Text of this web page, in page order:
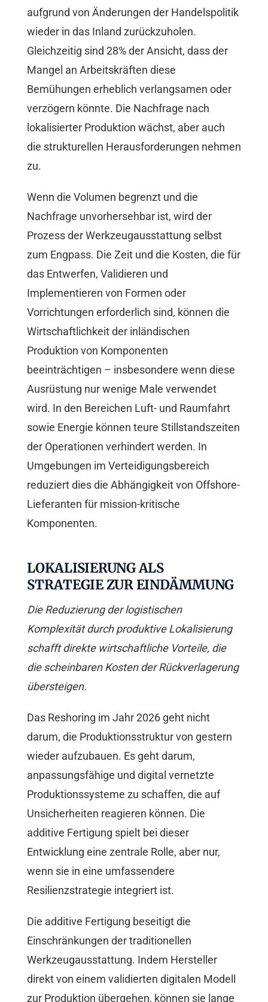
aufgrund von Änderungen der Handelspolitik
wieder in das Inland zurückzuholen.
Gleichzeitig sind 28% der Ansicht, dass der
Mangel an Arbeitskräften diese
Bemühungen erheblich verlangsamen oder
verzögern könnte. Die Nachfrage nach
lokalisierter Produktion wächst, aber auch
die strukturellen Herausforderungen nehmen
zu.
Wenn die Volumen begrenzt und die
Nachfrage unvorhersehbar ist, wird der
Prozess der Werkzeugausstattung selbst
zum Engpass. Die Zeit und die Kosten, die für
das Entwerfen, Validieren und
Implementieren von Formen oder
Vorrichtungen erforderlich sind, können die
Wirtschaftlichkeit der inländischen
Produktion von Komponenten
beeinträchtigen – insbesondere wenn diese
Ausrüstung nur wenige Male verwendet
wird. In den Bereichen Luft- und Raumfahrt
sowie Energie können teure Stillstandszeiten
der Operationen verhindert werden. In
Umgebungen im Verteidigungsbereich
reduziert dies die Abhängigkeit von Offshore-
Lieferanten für mission-kritische
Komponenten.
LOKALISIERUNG ALS
STRATEGIE ZUR EINDÄMMUNG
Die Reduzierung der logistischen
Komplexität durch produktive Lokalisierung
schafft direkte wirtschaftliche Vorteile, die
die scheinbaren Kosten der Rückverlagerung
übersteigen.
Das Reshoring im Jahr 2026 geht nicht
darum, die Produktionsstruktur von gestern
wieder aufzubauen. Es geht darum,
anpassungsfähige und digital vernetzte
Produktionssysteme zu schaffen, die auf
Unsicherheiten reagieren können. Die
additive Fertigung spielt bei dieser
Entwicklung eine zentrale Rolle, aber nur,
wenn sie in eine umfassendere
Resilienzstrategie integriert ist.
Die additive Fertigung beseitigt die
Einschränkungen der traditionellen
Werkzeugausstattung. Indem Hersteller
direkt von einem validierten digitalen Modell
zur Produktion übergehen, können sie lange